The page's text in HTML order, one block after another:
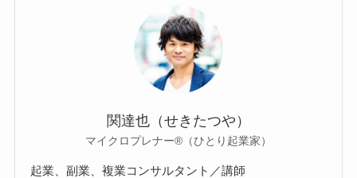
関達也（せきたつや）
マイクロプレナー®（ひとり起業家）
起業、副業、複業コンサルタント／講師